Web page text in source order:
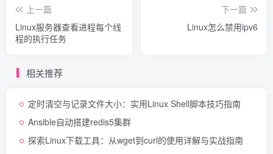
上一篇
Linux服务器查看进程每个线
程的执行任务
下一篇
Linux怎么禁用ipv6
相关推荐
定时清空与记录文件大小：实用Linux Shell脚本技巧指南
Ansible自动搭建redis5集群
探索Linux下载工具：从wget到curl的使用详解与实战指南